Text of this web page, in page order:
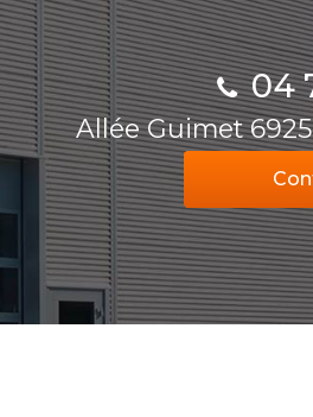
04
Allée Guimet